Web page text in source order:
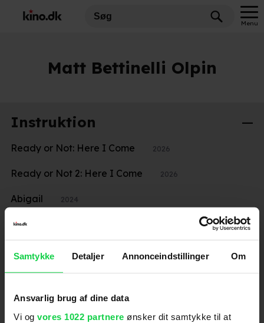
Samtykke Detaljer Annonceindstillinger Om
Ansvarlig brug af dine data
Vi og vores 1022 partnere ønsker dit samtykke til at
Menu
Matt Bettinelli Olpin
Instruktion
Ready or Not: Here I Come 2026
Ready or Not 2: Here I Come 2026
Abigail 2024
Scream 6
SE FLERE